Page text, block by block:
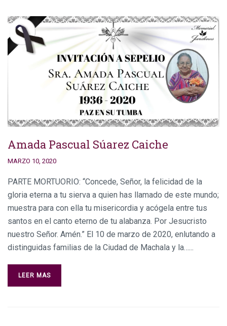
Amada Pascual Súarez Caiche
MARZO 10, 2020
PARTE MORTUORIO: “Concede, Señor, la felicidad de la
gloria eterna a tu sierva a quien has llamado de este mundo;
muestra para con ella tu misericordia y acógela entre tus
santos en el canto eterno de tu alabanza. Por Jesucristo
nuestro Señor. Amén.” El 10 de marzo de 2020, enlutando a
distinguidas familias de la Ciudad de Machala y la…...
LEER MAS